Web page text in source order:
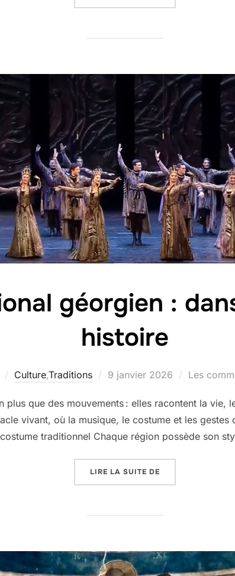
géorgien :
histoire
Culture,Traditions
Publié
9 janvier 2026 Les
plus que des mouvements : elles racontent la vie,
vivant, où la musique, le costume et les gestes
traditionnel Chaque région possède son
LIRE LA SUITE DE